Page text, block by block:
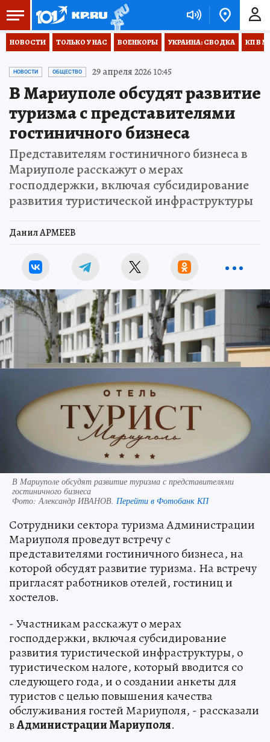
НОВОСТИ ТОЛЬКО У НАС ВОЕНКОРЫ УКРАИНА: СВОДКА КП В
НОВОСТИ ОБЩЕСТВО 29 апреля 2026 10:45
В Мариуполе обсудят развитие
туризма с представителями
гостиничного бизнеса
Представителям гостиничного бизнеса в
Мариуполе расскажут о мерах
господдержки, включая субсидирование
развития туристической инфраструктуры
Данил АРМЕЕВ
В Мариуполе обсудят развитие туризма с представителями
гостиничного бизнеса
Фото: Александр ИВАНОВ. Перейти в Фотобанк КП
Сотрудники сектора туризма Администрации
Мариуполя проведут встречу с
представителями гостиничного бизнеса, на
которой обсудят развитие туризма. На встречу
пригласят работников отелей, гостиниц и
хостелов.
- Участникам расскажут о мерах
господдержки, включая субсидирование
развития туристической инфраструктуры, о
туристическом налоге, который вводится со
следующего года, и о создании анкеты для
туристов с целью повышения качества
обслуживания гостей Мариуполя, - рассказали
вАдминистрации Мариуполя.